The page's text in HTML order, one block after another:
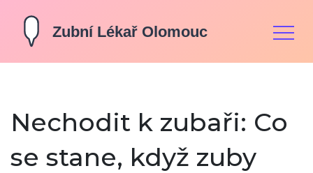
Nechodit k zubaři: Co
se stane, když zuby